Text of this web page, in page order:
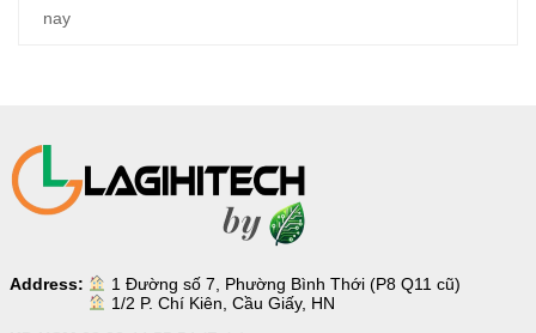
nay
Address:
1 Đường số 7, Phường Bình Thới (P8 Q11 cũ)
1/2 P. Chí Kiên, Cầu Giấy, HN